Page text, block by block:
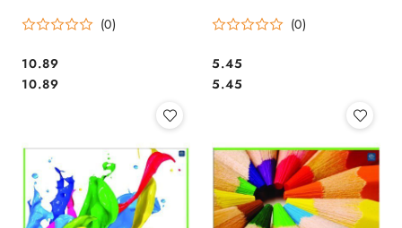
(0)
Cena:
10.89
Cena:
10.89
(0)
Cena:
5.45
Cena:
5.45